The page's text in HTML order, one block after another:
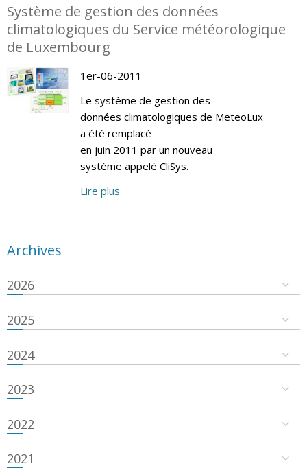
Système de gestion des données
climatologiques du Service météorologique
de Luxembourg
1er-06-2011
Le système de gestion des
données climatologiques de MeteoLux
a été remplacé
en juin 2011 par un nouveau
système appelé CliSys.
Lire plus
Archives
2026
2025
2024
2023
2022
2021